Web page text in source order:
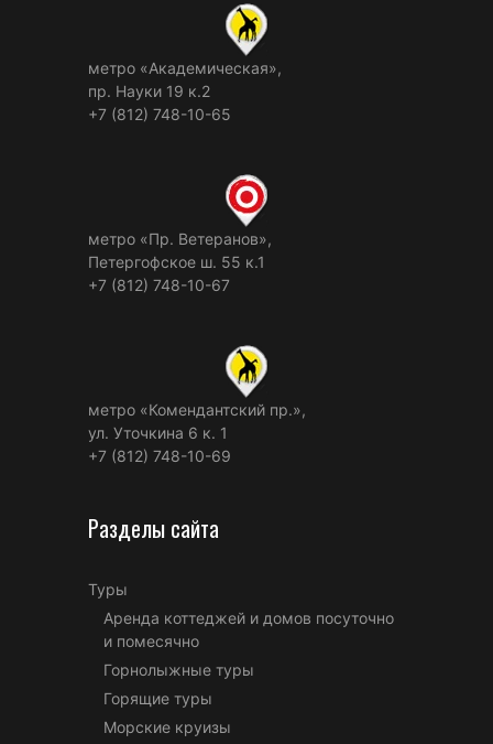
метро «Академическая»,
пр. Науки 19 к.2
+7 (812) 748-10-65
метро «Пр. Ветеранов»,
Петергофское ш. 55 к.1
+7 (812) 748-10-67
метро «Комендантский пр.»,
ул. Уточкина 6 к. 1
+7 (812) 748-10-69
Разделы сайта
Туры
Аренда коттеджей и домов посуточно
и помесячно
Горнолыжные туры
Горящие туры
Морские круизы